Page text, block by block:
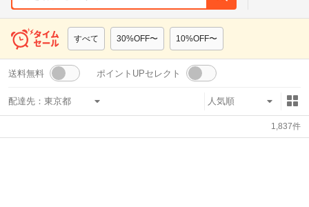
すべて 30%OFF〜 10%OFF〜
送料無料 ポイントUPセレクト
配達先：
1,837件
支払い方法 すべて
その他の条件
送料無料 タイムセール
Pontaパス特典対象すべて ポイントUPセレクトのみ
支払い方法 すべて
その他の条件
送料無料 タイムセール
Pontaパス特典対象すべて ポイントUPセレクトのみ